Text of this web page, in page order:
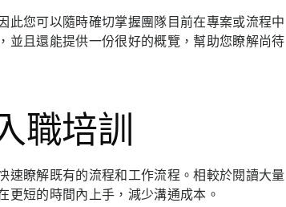
此您可以隨時確切掌握團隊目前在專案或流程中
並且還能提供一份很好的概覽，幫助您瞭解尚待
職培訓
速瞭解既有的流程和工作流程。相較於閱讀大量
更短的時間內上手，減少溝通成本。